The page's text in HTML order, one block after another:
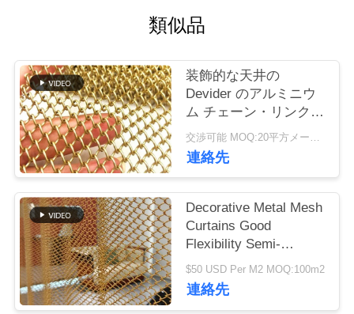
い
て
工
場
ツ
ー
類似品
装飾的な天井の
Devider のアルミニウ
ム チェーン・リンクの
カーテン 4mm 5mm
6mm の金属
交渉可能 MOQ:20平方メートル
連絡先
Decorative Metal Mesh
Curtains Good
Flexibility Semi-
transparent For Your
High-class Decorative
Purpose
$50 USD Per M2 MOQ:100m2
連絡先